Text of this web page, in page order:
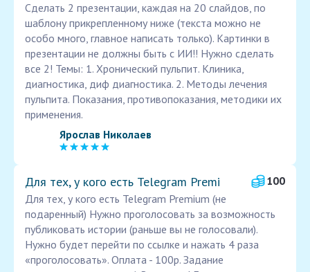
Сделать 2 презентации, каждая на 20 слайдов, по
шаблону прикрепленному ниже (текста можно не
особо много, главное написать только). Картинки в
презентации не должны быть с ИИ!! Нужно сделать
все 2! Темы: 1. Хронический пульпит. Клиника,
диагностика, диф диагностика. 2. Методы лечения
пульпита. Показания, противопоказания, методики их
применения.
Ярослав Николаев
Для тех, у кого есть Telegram Premi
100
Для тех, у кого есть Telegram Premium (не
подаренный) Нужно проголосовать за возможность
публиковать истории (раньше вы не голосовали).
Нужно будет перейти по ссылке и нажать 4 раза
«проголосовать». Оплата - 100р. Задание